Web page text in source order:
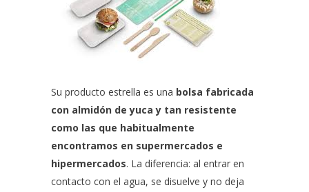
Su producto estrella es una bolsa fabricada
con almidón de yuca y tan resistente
como las que habitualmente
encontramos en supermercados e
hipermercados. La diferencia: al entrar en
contacto con el agua, se disuelve y no deja